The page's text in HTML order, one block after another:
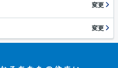
変更
変更